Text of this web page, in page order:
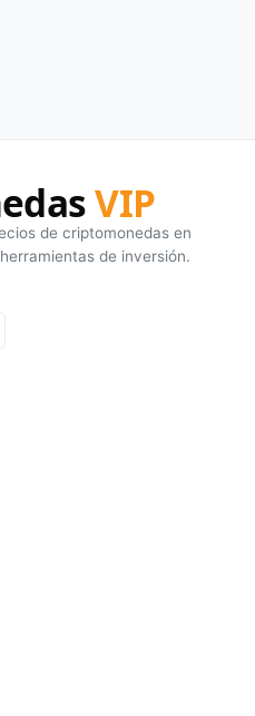
VIP
de criptomonedas en
de inversión.